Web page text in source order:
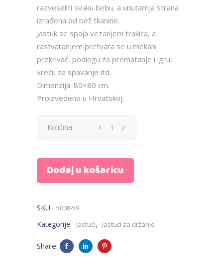
razveseliti svaku bebu, a unutarnja strana
izrađena od bež tkanine.
Jastuk se spaja vezanjem trakica, a
rastvaranjem pretvara se u mekani
prekrivač, podlogu za prematanje i igru,
vreću za spavanje itd.
Dimenzija: 80×80 cm.
Proizvedeno u Hrvatskoj.
Jastuk
bebe
životinjice
Količina
Dodaj u košaricu
SKU: 5008-59
Kategorije: Jastuci, Jastuci za držanje
Share: